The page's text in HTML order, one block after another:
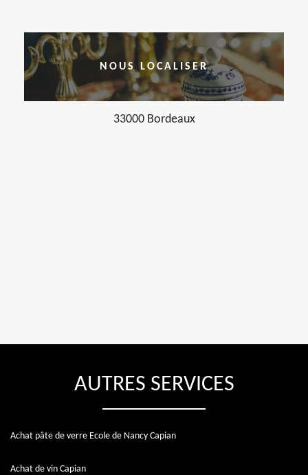
NOUS LOCALISER
33000 Bordeaux
AUTRES SERVICES
Achat pâte de verre Ecole de Nancy Capian
Achat de vin Capian